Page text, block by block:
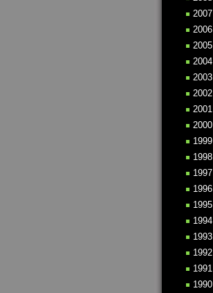
2007
2006
2005
2004
2003
2002
2001
2000
1999
1998
1997
1996
1995
1994
1993
1992
1991
1990